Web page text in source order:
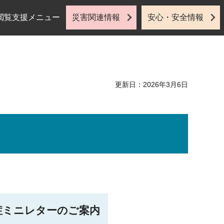
覧支援メニュー 災害関連情報 安心・安全情報
更新日：2026年3月6日
ミニレターのご案内